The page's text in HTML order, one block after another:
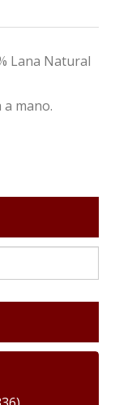
Lana Natural
mano.